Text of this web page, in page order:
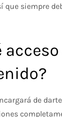
que siempre
de